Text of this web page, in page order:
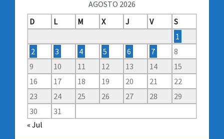
AGOSTO 2026
D
L M X J V
S
1
2
3 4 5 6 7
8
9
10 11 12 13 14
15
16
17 18 19 20 21
22
23
24 25 26 27 28
29
30
31
« Jul